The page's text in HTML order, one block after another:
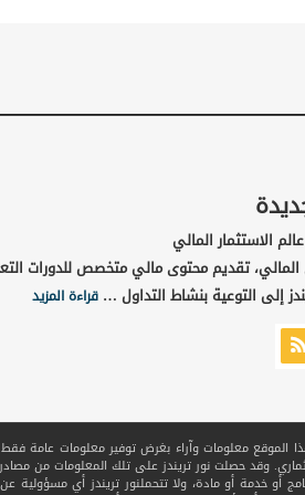
الاستثمار المالي
المالي، تقديم محتوى مالي متخصص للدورات
إلى التوعية بنشاط التداول … قراءة المزيد
الموقع معلومات وآراء بغرض توفير معلومات عامة فقط
وقد حصلت نور تريندز على تلك المعلومات من
أو خدمة أو مادة، ولا تتحملنور تريندز أي مسؤولية